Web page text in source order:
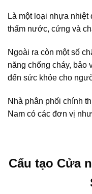
Là một loại nhựa
thấm nước, cứng và
Ngoài ra còn một số
năng chống cháy, bảo
đến sức khỏe cho
Nhà phân phối chính
Nam có các đơn vị
Cấu tạo Cửa